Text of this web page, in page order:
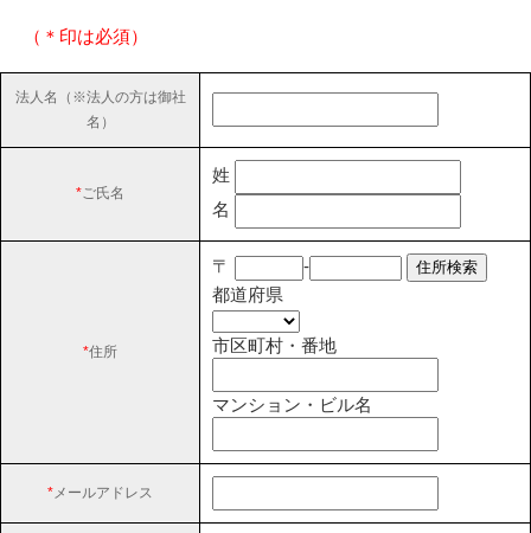
（＊印は必須）
法人名（※法人の方は御社
名）
*ご氏名
姓
名
*住所
〒
-
都道府県
市区町村・番地
マンション・ビル名
*メールアドレス